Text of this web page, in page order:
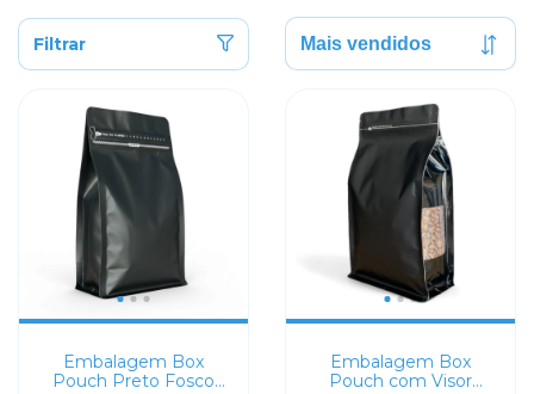
Filtrar
Embalagem Box
Pouch Preto Fosco
Embalagem Box
Pouch com Visor